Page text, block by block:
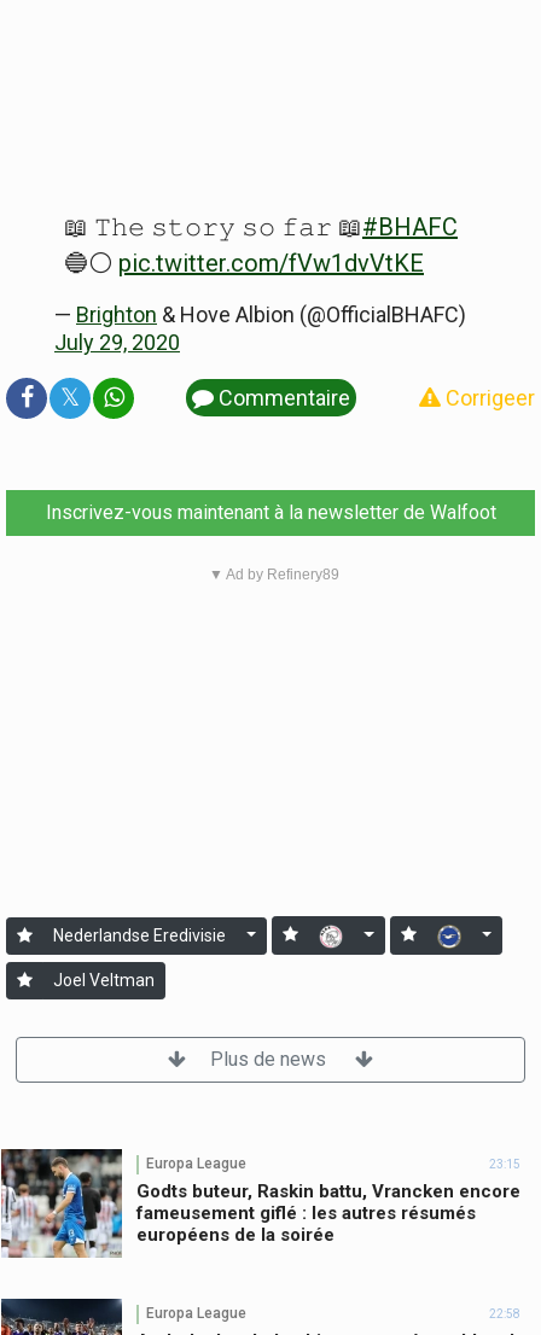
📖 𝚃𝚑𝚎 𝚜𝚝𝚘𝚛𝚢 𝚜𝚘 𝚏𝚊𝚛 📖#BHAFC
🔵⚪️ pic.twitter.com/fVw1dvVtKE
— Brighton & Hove Albion (@OfficialBHAFC)
July 29, 2020
𝕏 Commentaire Corrigeer
Inscrivez-vous maintenant à la newsletter de Walfoot
▼ Ad by Refinery89
Nederlandse Eredivisie
Joel Veltman
Plus de news
Europa League 23:15
Godts buteur, Raskin battu, Vrancken encore
fameusement giflé : les autres résumés
européens de la soirée
Europa League 22:58